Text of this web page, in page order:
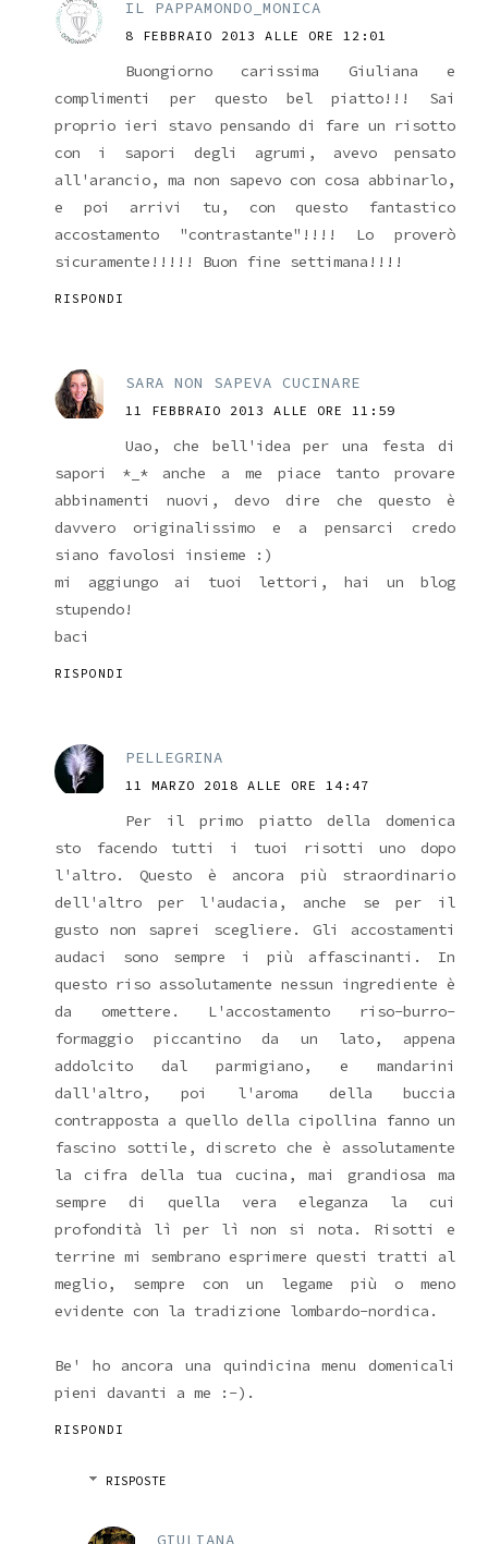
IL PAPPAMONDO_MONICA
8 FEBBRAIO 2013 ALLE ORE 12:01
Buongiorno carissima Giuliana e
complimenti per questo bel piatto!!! Sai
proprio ieri stavo pensando di fare un risotto
con i sapori degli agrumi, avevo pensato
all'arancio, ma non sapevo con cosa abbinarlo,
e poi arrivi tu, con questo fantastico
accostamento "contrastante"!!!! Lo proverò
sicuramente!!!!! Buon fine settimana!!!!
RISPONDI
SARA NON SAPEVA CUCINARE
11 FEBBRAIO 2013 ALLE ORE 11:59
Uao, che bell'idea per una festa di
sapori *_* anche a me piace tanto provare
abbinamenti nuovi, devo dire che questo è
davvero originalissimo e a pensarci credo
siano favolosi insieme :)
mi aggiungo ai tuoi lettori, hai un blog
stupendo!
baci
RISPONDI
PELLEGRINA
11 MARZO 2018 ALLE ORE 14:47
Per il primo piatto della domenica
sto facendo tutti i tuoi risotti uno dopo
l'altro. Questo è ancora più straordinario
dell'altro per l'audacia, anche se per il
gusto non saprei scegliere. Gli accostamenti
audaci sono sempre i più affascinanti. In
questo riso assolutamente nessun ingrediente è
da omettere. L'accostamento riso-burro-
formaggio piccantino da un lato, appena
addolcito dal parmigiano, e mandarini
dall'altro, poi l'aroma della buccia
contrapposta a quello della cipollina fanno un
fascino sottile, discreto che è assolutamente
la cifra della tua cucina, mai grandiosa ma
sempre di quella vera eleganza la cui
profondità lì per lì non si nota. Risotti e
terrine mi sembrano esprimere questi tratti al
meglio, sempre con un legame più o meno
evidente con la tradizione lombardo-nordica.
Be' ho ancora una quindicina menu domenicali
pieni davanti a me :-).
RISPONDI
RISPOSTE
GIULIANA